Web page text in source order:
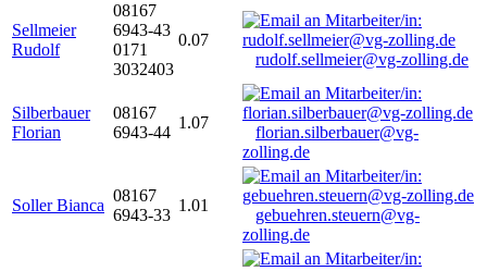
Sellmeier
Rudolf
08167
6943-43
0171
3032403
0.07
rudolf.sellmeier@vg-zolling.de
Silberbauer
Florian
08167
6943-44
1.07
florian.silberbauer@vg-
zolling.de
Soller Bianca
08167
6943-33
1.01
gebuehren.steuern@vg-
zolling.de